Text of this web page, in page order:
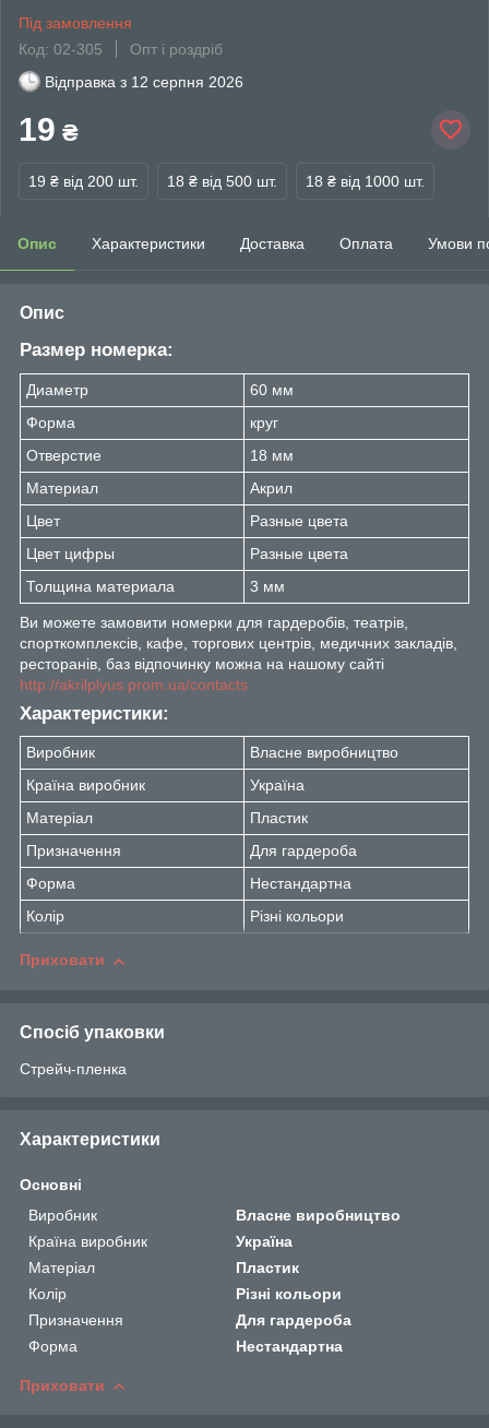
Під замовлення
Код: 02-305
Опт і роздріб
Відправка з 12 серпня 2026
19 ₴
19 ₴ від 200 шт. 18 ₴ від 500 шт. 18 ₴ від 1000 шт.
Опис Характеристики Доставка Оплата Умови
Опис
Размер номерка:
Диаметр
60 мм
Форма
круг
Отверстие
18 мм
Материал
Акрил
Цвет
Разные цвета
Цвет цифры
Разные цвета
Толщина материала
3 мм
Ви можете замовити номерки для гардеробів, театрів,
спорткомплексів, кафе, торгових центрів, медичних закладів,
ресторанів, баз відпочинку можна на нашому сайті
http://akrilplyus.prom.ua/contacts
Характеристики:
Виробник
Власне виробництво
Країна виробник
Україна
Матеріал
Пластик
Призначення
Для гардероба
Форма
Нестандартна
Колір
Різні кольори
Приховати
Спосіб упаковки
Стрейч-пленка
Характеристики
Основні
Виробник
Власне виробництво
Країна виробник
Україна
Матеріал
Пластик
Колір
Різні кольори
Призначення
Для гардероба
Форма
Нестандартна
Приховати